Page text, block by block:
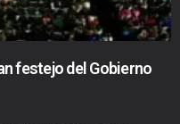
festejo del Gobierno